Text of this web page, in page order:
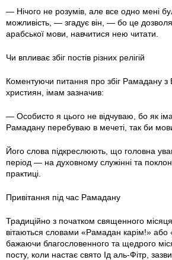
— Нічого не розумів, але все одно мені
можливість, — згадує він, — бо це
арабської мови, навчитися нею читати.
Чи впливає збіг постів різних релігій
Коментуючи питання про збіг Рамадану
християн, імам зазначив:
— Особисто я цього не відчуваю, бо як
Рамадану перебуваю в мечеті, так би
Його слова підкреслюють, що головна
період — на духовному служінні та
практиці.
Привітання під час Рамадану
Традиційно з початком священного
вітаються словами «Рамадан карім!»
бажаючи благословенного та щедрого
посту, коли настає свято Ід аль-Фітр,